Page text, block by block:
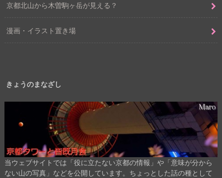
京都北山から木曽駒ヶ岳が見える？
漫画・イラスト置き場
きょうのまなざし
当ウェブサイトでは「役に立たない京都の情報」や「意味が分から
ない山の写真」などを公開しています。ちょっとした話の種として